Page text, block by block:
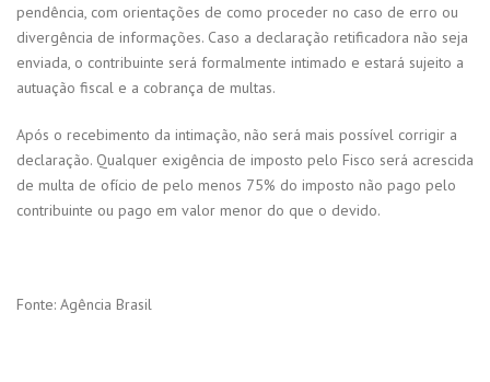
pendência, com orientações de como proceder no caso de erro ou
divergência de informações. Caso a declaração retificadora não seja
enviada, o contribuinte será formalmente intimado e estará sujeito a
autuação fiscal e a cobrança de multas.
Após o recebimento da intimação, não será mais possível corrigir a
declaração. Qualquer exigência de imposto pelo Fisco será acrescida
de multa de ofício de pelo menos 75% do imposto não pago pelo
contribuinte ou pago em valor menor do que o devido.
Fonte: Agência Brasil